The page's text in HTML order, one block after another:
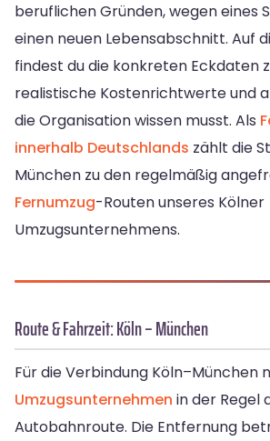
beruflichen Gründen, wegen eines
einen neuen Lebensabschnitt. Auf
findest du die konkreten Eckdaten
realistische Kostenrichtwerte und
die Organisation wissen musst. Als
innerhalb Deutschlands zählt die
München zu den regelmäßig
Fernumzug-Routen unseres Kölner
Umzugsunternehmens.
Route & Fahrzeit: Köln – München
Für die Verbindung Köln–München
Umzugsunternehmen in der Regel
Autobahnroute. Die Entfernung